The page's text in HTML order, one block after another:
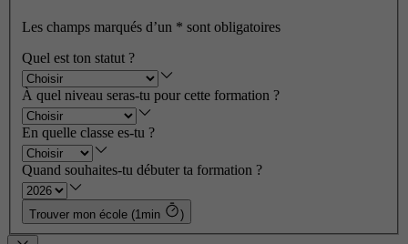
Les champs marqués d’un * sont obligatoires
Quel est ton statut ?
À quel niveau seras-tu pour cette formation ?
En quelle classe es-tu ?
Quand souhaites-tu débuter ta formation ?
Trouver mon école (1min )